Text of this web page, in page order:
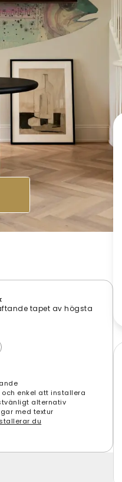
tapet av högsta
och enkel att installera
alternativ
med textur
du